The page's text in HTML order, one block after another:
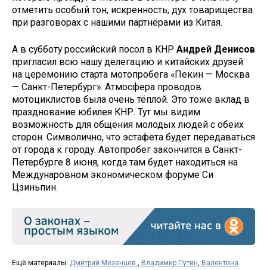
отметить особый тон, искренность, дух товарищества
при разговорах с нашими партнёрами из Китая.
А в субботу российский посол в КНР Андрей Денисов
пригласил всю нашу делегацию и китайских друзей
на церемонию старта мотопробега «Пекин — Москва
— Санкт-Петербург». Атмосфера проводов
мотоциклистов была очень тёплой. Это тоже вклад в
празднование юбилея КНР. Тут мы видим
возможность для общения молодых людей с обеих
сторон. Символично, что эстафета будет передаваться
от города к городу. Автопробег закончится в Санкт-
Петербурге 8 июня, когда там будет находиться на
Междунаровном экономическом форуме Си
Цзиньпин.
Ещё материалы: Дмитрий Мезенцев , Владимир Путин, Валентина